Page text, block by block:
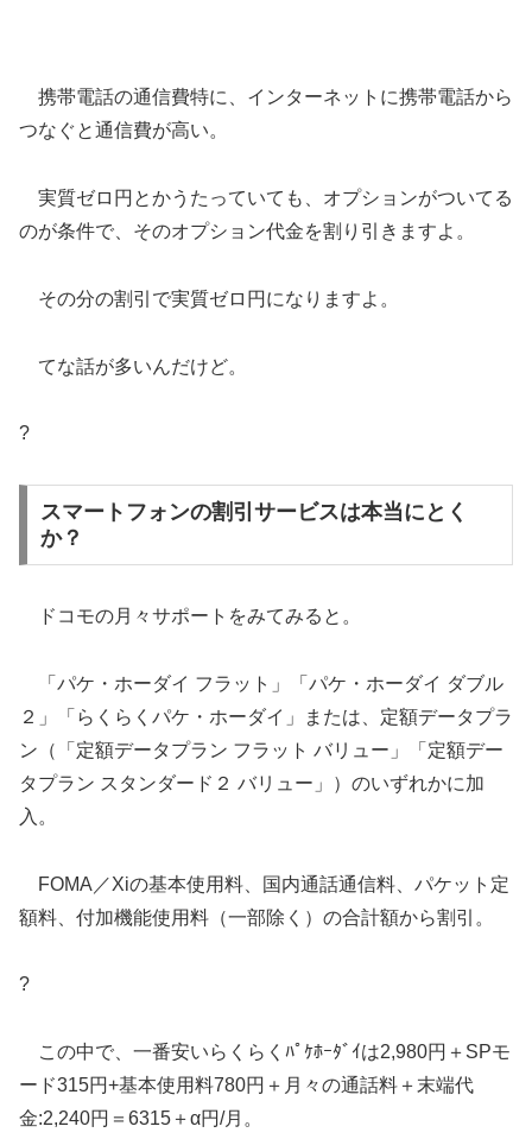
携帯電話の通信費特に、インターネットに携帯電話から
つなぐと通信費が高い。
実質ゼロ円とかうたっていても、オプションがついてる
のが条件で、そのオプション代金を割り引きますよ。
その分の割引で実質ゼロ円になりますよ。
てな話が多いんだけど。
?
スマートフォンの割引サービスは本当にとく
か？
ドコモの月々サポートをみてみると。
「パケ・ホーダイ フラット」「パケ・ホーダイ ダブル
２」「らくらくパケ・ホーダイ」または、定額データプラ
ン（「定額データプラン フラット バリュー」「定額デー
タプラン スタンダード２ バリュー」）のいずれかに加
入。
FOMA／Xiの基本使用料、国内通話通信料、パケット定
額料、付加機能使用料（一部除く）の合計額から割引。
?
この中で、一番安いらくらくﾊﾟｹﾎｰﾀﾞｲは2,980円＋SPモ
ード315円+基本使用料780円＋月々の通話料＋末端代
金:2,240円＝6315＋α円/月。